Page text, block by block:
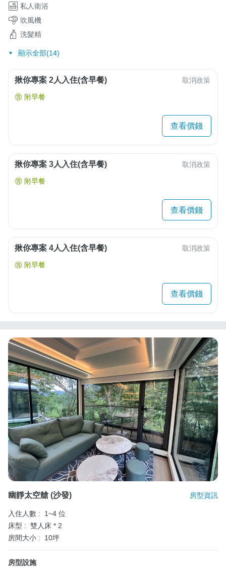
私人衛浴
吹風機
洗髮精
顯示全部(14)
揪你專案 2人入住(含早餐) 取消政策
附早餐
查看價錢
揪你專案 3人入住(含早餐) 取消政策
附早餐
查看價錢
揪你專案 4人入住(含早餐) 取消政策
附早餐
查看價錢
幽靜太空艙 (沙發) 房型資訊
入住人數 :
1~4 位
床型 : 雙人床 * 2
房間大小 :
10坪
房型設施